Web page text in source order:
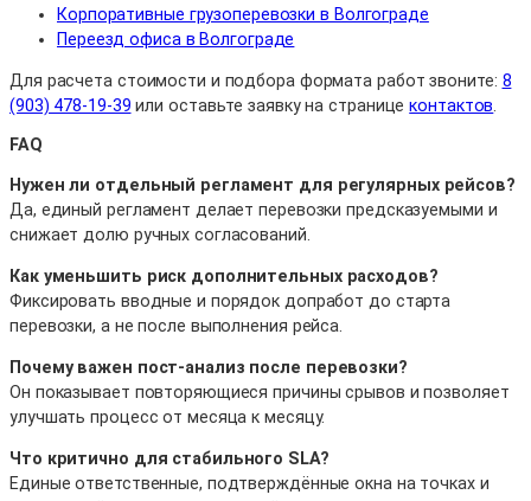
Корпоративные грузоперевозки в Волгограде
Переезд офиса в Волгограде
Для расчета стоимости и подбора формата работ звоните: 8
(903) 478-19-39 или оставьте заявку на страницеконтактов
FAQ
Нужен ли отдельный регламент для регулярных рейсов?
Да, единый регламент делает перевозки предсказуемыми и
снижает долю ручных согласований.
Как уменьшить риск дополнительных расходов?
Фиксировать вводные и порядок допработ до старта
перевозки, а не после выполнения рейса.
Почему важен пост-анализ после перевозки?
Он показывает повторяющиеся причины срывов и позволяет
улучшать процесс от месяца к месяцу.
Что критично для стабильного SLA?
Единые ответственные, подтверждённые окна на точках и